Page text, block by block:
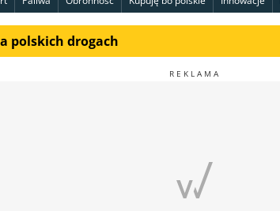
polskich drogach